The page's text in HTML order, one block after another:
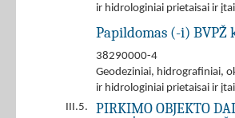
ir hidrologiniai prietaisai ir
Papildomas (-i) BVPŽ
38290000-4
Geodeziniai, hidrografiniai,
ir hidrologiniai prietaisai ir
III.5.
PIRKIMO OBJEKTO